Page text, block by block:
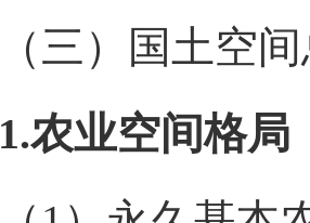
（三）国土空
1.农业空间格局